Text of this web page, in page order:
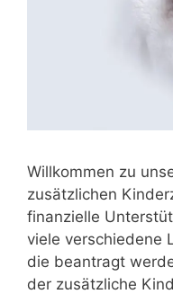
Willkommen zu
zusätzlichen
finanzielle
viele verschiedene
die beantragt
der zusätzliche